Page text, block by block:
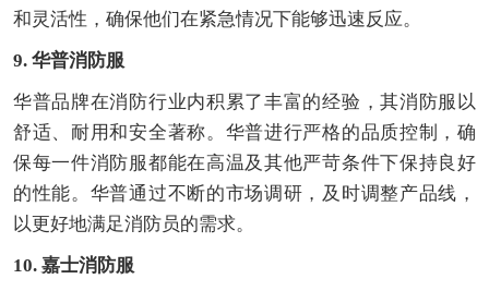
和灵活性，确保他们在紧急情况下能够迅速反应。
9. 华普消防服
华普品牌在消防行业内积累了丰富的经验，其消防服以
舒适、耐用和安全著称。华普进行严格的品质控制，确
保每一件消防服都能在高温及其他严苛条件下保持良好
的性能。华普通过不断的市场调研，及时调整产品线，
以更好地满足消防员的需求。
10. 嘉士消防服